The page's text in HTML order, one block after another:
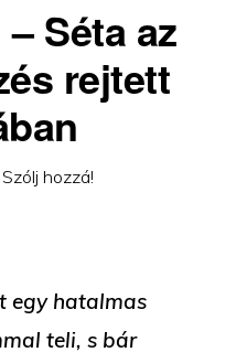
Séta az
rejtett
Szólj hozzá!
egy hatalmas
teli, s bár